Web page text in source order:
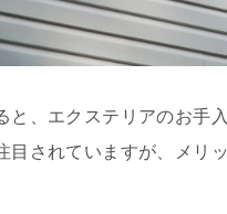
と、エクステリアのお手
目されていますが、メリ